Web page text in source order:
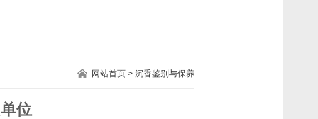
网站首页> 沉香鉴别与保养
位